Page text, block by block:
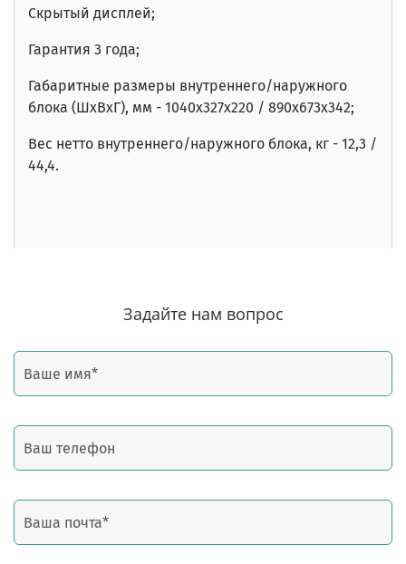
Скрытый дисплей;
Гарантия 3 года;
Габаритные размеры внутреннего/наружного
блока (ШхВхГ), мм - 1040x327x220 / 890x673x342;
Вес нетто внутреннего/наружного блока, кг - 12,3 /
44,4.
Задайте нам вопрос